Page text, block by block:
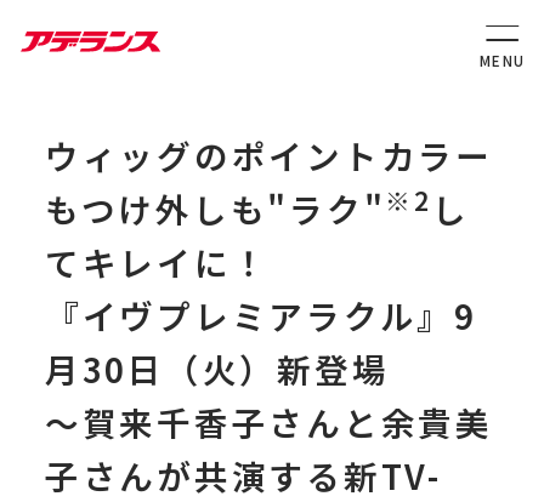
ウィッグのポイントカラー
もつけ外しも"ラク" ※2 し
てキレイに！
『イヴプレミアラクル』9
月30日（火）新登場
～賀来千香子さんと余貴美
子さんが共演する新TV-